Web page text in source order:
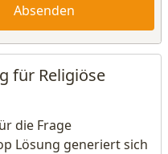
Absenden
für Religiöse
die Frage
Lösung generiert sich